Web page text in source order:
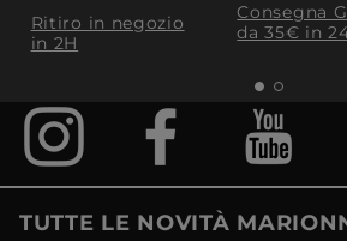
Ritiro in negozio
in 2H
Consegna
da 35€​ in
TUTTE LE NOVITÀ